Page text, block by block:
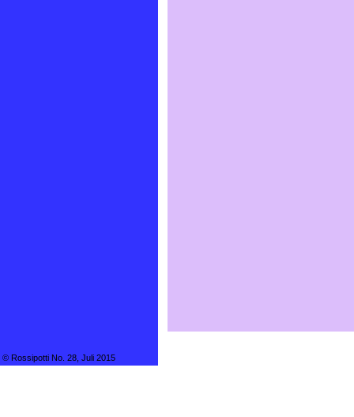
© Rossipotti No. 28, Juli 2015